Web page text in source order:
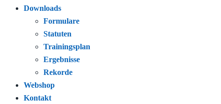
Downloads
Formulare
Statuten
Trainingsplan
Ergebnisse
Rekorde
Webshop
Kontakt